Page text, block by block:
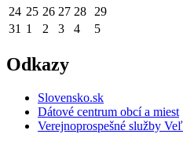
24 25 26 27 28 29
31 1 2 3 4 5
Odkazy
Slovensko.sk
Dátové centrum obcí a miest
Verejnoprospešné služby